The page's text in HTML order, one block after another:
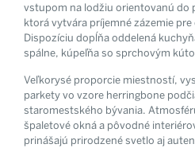
vstupom na lodžiu orientovanú do
ktorá vytvára príjemné zázemie
Dispozíciu dopĺňa oddelená
spálne, kúpeľňa so sprchovým
Veľkorysé proporcie miestností,
parkety vo vzore herringbone
staromestského bývania.
špaletové okná a pôvodné
prinášajú prirodzené svetlo aj